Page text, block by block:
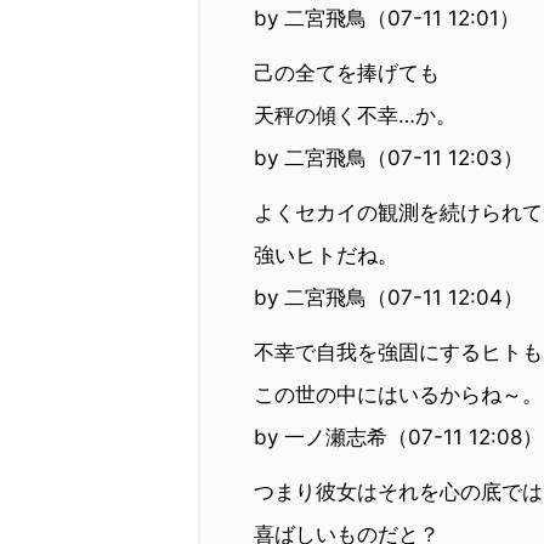
by 二宮飛鳥（07-11 12:01）
己の全てを捧げても
天秤の傾く不幸…か。
by 二宮飛鳥（07-11 12:03）
よくセカイの観測を続けられ
強いヒトだね。
by 二宮飛鳥（07-11 12:04）
不幸で自我を強固にするヒトも
この世の中にはいるからね～。
by 一ノ瀬志希（07-11 12:08）
つまり彼女はそれを心の底では
喜ばしいものだと？